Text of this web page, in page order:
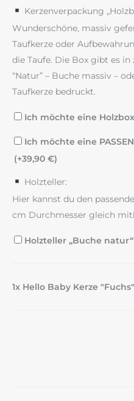
Kerzenverpackung
Wunderschöne, massiv
Taufkerze oder
die Taufe. Die Box gibt es
“Natur” – Buche massiv –
Taufkerze bedruckt.
Ich möchte eine
Ich möchte eine
(+39,90 €)
Holzteller:
Hier kannst du den
cm Durchmesser gleich
Holzteller „Buche natur“
1x Hello Baby Kerze